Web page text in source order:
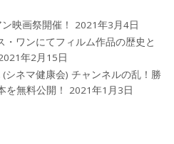
映画祭開催！
2021年3月4日
ワンにてフィルム作品の歴史と
年2月15日
シネマ健康会) チャンネルの乱！勝
を無料公開！
2021年1月3日